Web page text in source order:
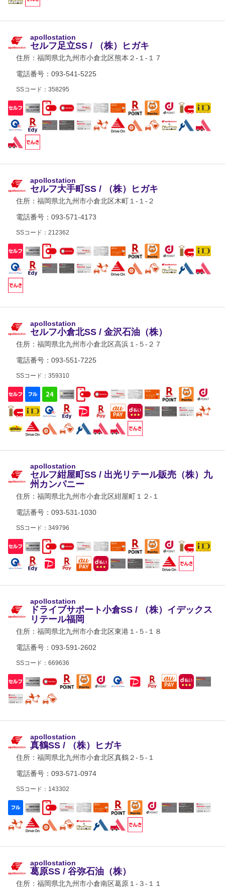
apollostation
セルフ足立SS / （株）ヒガキ
住所： 福岡県北九州市小倉北区熊本２-１-１７
電話番号：093-541-5225
SSコード：358295
apollostation
セルフ大手町SS / （株）ヒガキ
住所： 福岡県北九州市小倉北区木町１-１-２
電話番号：093-571-4173
SSコード：212362
apollostation
セルフ小倉北SS / 金沢石油（株）
住所： 福岡県北九州市小倉北区高浜１-５-２７
電話番号：093-551-7225
SSコード：359310
apollostation
セルフ紺屋町SS / 出光リテール販売（株）九
州カンパニー
住所： 福岡県北九州市小倉北区紺屋町１２-１
電話番号：093-531-1030
SSコード：349796
apollostation
ドライブサポート小倉SS / （株）イデックス
リテール福岡
住所： 福岡県北九州市小倉北区東港１-５-１８
電話番号：093-591-2602
SSコード：669636
apollostation
真鶴SS / （株）ヒガキ
住所： 福岡県北九州市小倉北区真鶴２-５-１
電話番号：093-571-0974
SSコード：143302
apollostation
葛原SS / 谷弥石油（株）
住所： 福岡県北九州市小倉南区葛原１-３-１１